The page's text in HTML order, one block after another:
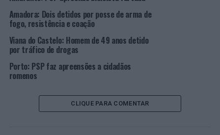
Amadora: Dois detidos por posse de arma de
fogo, resistência e coação
Viana do Castelo: Homem de 49 anos detido
por tráfico de drogas
Porto: PSP faz apreensões a cidadãos
romenos
CLIQUE PARA COMENTAR